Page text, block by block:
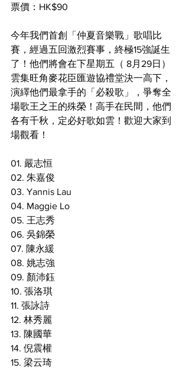
票價：HK$90
今年我們首創「仲夏音樂戰」歌唱比
賽，經過五回激烈賽事，終極15強誕生
了！他們將會在下星期五（ 8月29日）
雲集旺角麥花臣匯遊協禮堂決一高下，
演繹他們最拿手的「必殺歌」，爭奪全
場歌王之王的殊榮！高手在民間，他們
各有千秋，定必好歌如雲！歡迎大家到
場觀看！
01. 嚴志恒
02. 朱嘉俊
03. Yannis Lau
04. Maggie Lo
05. 王志秀
06. 吳錦榮
07. 陳永緩
08. 姚志強
09. 顏沛鈺
10. 張洛琪
11. 張詠詩
12. 林秀麗
13. 陳國華
14. 倪震權
15. 梁云琦